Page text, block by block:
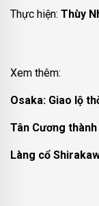
Thực hiện: Thùy
Xem thêm:
Osaka: Giao lộ
Tân Cương
Làng cổ